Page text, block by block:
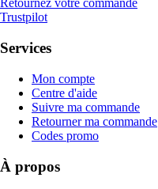
Retournez votre commande
Trustpilot
Services
Mon compte
Centre d'aide
Suivre ma commande
Retourner ma commande
Codes promo
À propos